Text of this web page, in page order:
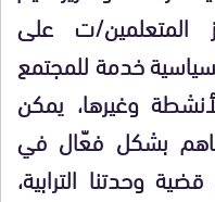
المتعلمين/ت على
خدمة للمجتمع
وغيرها، يمكن
بشكل فعّال في
وحدتنا الترابية،